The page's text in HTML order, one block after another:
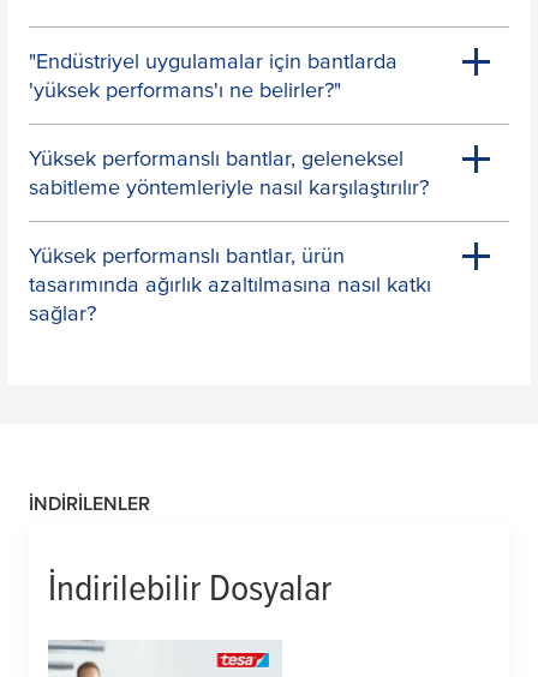
"Endüstriyel uygulamalar için bantlarda
'yüksek performans'ı ne belirler?"
Yüksek performanslı bantlar, geleneksel
sabitleme yöntemleriyle nasıl karşılaştırılır?
Yüksek performanslı bantlar, ürün
tasarımında ağırlık azaltılmasına nasıl katkı
sağlar?
İNDIRILENLER
İndirilebilir Dosyalar